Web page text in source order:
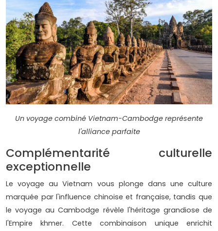
Un voyage combiné Vietnam-Cambodge représente
l'alliance parfaite
Complémentarité culturelle
exceptionnelle
Le voyage au Vietnam vous plonge dans une culture
marquée par l'influence chinoise et française, tandis que
le voyage au Cambodge révèle l'héritage grandiose de
l'Empire khmer. Cette combinaison unique enrichit